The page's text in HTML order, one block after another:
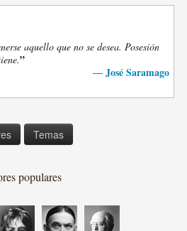
aquello que no se desea. Posesión
”
— José Saramago
Temas
populares